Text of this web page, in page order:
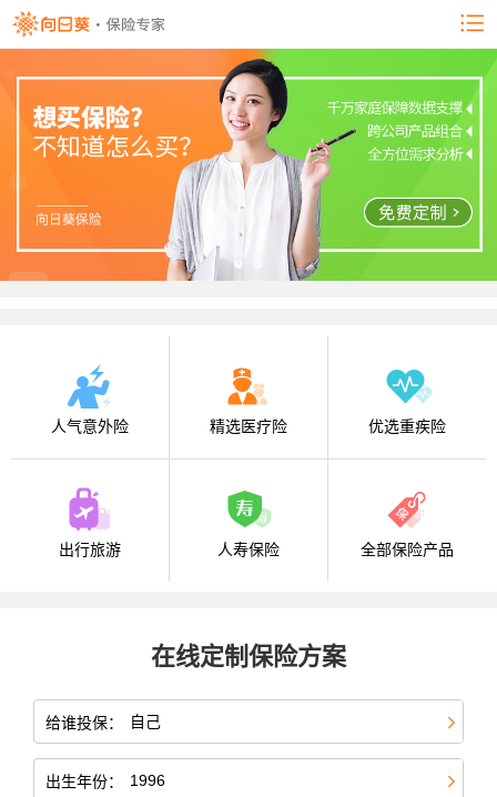
人气意外险 精选医疗险 优选重疾险
出行旅游 人寿保险 全部保险产品
在线定制保险方案
给谁投保：
出生年份：